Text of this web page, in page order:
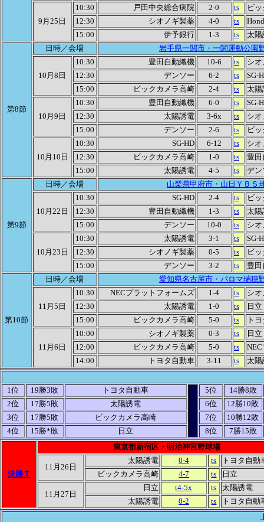
9月25日
10:30 戸田中央総合病院 2-0 ts
ビ
12:30
シオノギ製薬 4-0 ts
15:00
伊予銀行 1-3 ts 太陽
第8節
日時／会場 岩手県一関市・一関運動公園
10月8日
10:30 豊田自動織機 10-6 ts
シ
12:30
デンソー 6-2 ts
SG-
15:00
ビックカメラ高崎 2-4 ts 太陽
10月9日
10:30 豊田自動織機 6-0 ts
SG-
12:30
太陽誘電 3-6x ts
シ
15:00
デンソー 2-6 ts ビ
10月10日
10:30 SG-HD 6-12 ts
シ
12:30
ビックカメラ高崎 1-0 ts
豊
15:00
太陽誘電 4-5 ts デン
第9節
日時／会場 山梨県甲府市・山日ＹＢＳ
10月22日
10:30 SG-HD 2-4 ts
ビ
12:30
豊田自動織機 1-3 ts
太陽
15:00
デンソー 10-0 ts シ
10月23日
10:30 太陽誘電 3-1 ts
SG-
12:30
シオノギ製薬 0-5 ts
ビ
15:00
デンソー 3-2 ts 豊
第10節
日時／会場 愛知県名古屋市・パロマ瑞穂
11月5日
10:30 NECプラットフォームズ 1-4 ts
シ
12:30
太陽誘電 1-0 ts
日立
15:00
ビックカメラ高崎 5-0 ts ト
11月6日
10:00 シオノギ製薬 0-3 ts
日立
12:00
ビックカメラ高崎 5-0 ts
14:00
トヨタ自動車 3-11 ts 太陽
1位 19勝3敗 トヨタ自動車 5位
14勝8敗
2位
17勝5敗 太陽誘電 6位
12勝10敗
3位
17勝5敗 ビックカメラ高崎 7位
10勝12敗
4位
15勝*敗 日立 8位 7勝15敗
決勝Ｔ
東京都新宿区・明治神宮野球場
11月26日
太陽誘電 0-4 ts
トヨタ自動
ビックカメラ高崎
4-7 ts 日立
11月27日
日立 t4-5x ts
太陽誘電
太陽誘電
0-2 ts
トヨタ自動